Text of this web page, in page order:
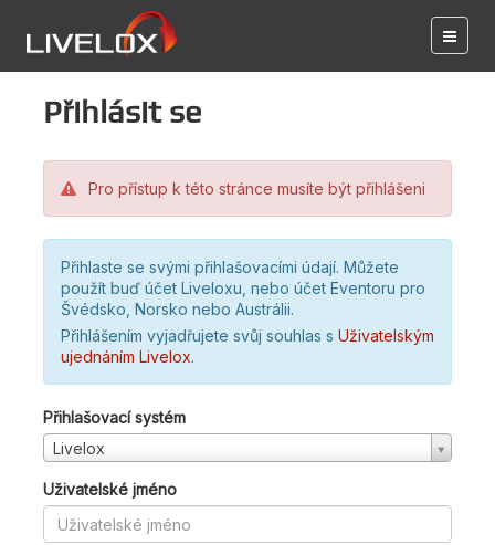
Přihlásit se
Pro přístup k této stránce musíte být přihlášeni
Přihlaste se svými přihlašovacími údají. Můžete
použít buď účet Liveloxu, nebo účet Eventoru pro
Švédsko, Norsko nebo Austrálii.
Přihlášením vyjadřujete svůj souhlas s Uživatelským
ujednáním Livelox.
Přihlašovací systém
Livelox
Uživatelské jméno